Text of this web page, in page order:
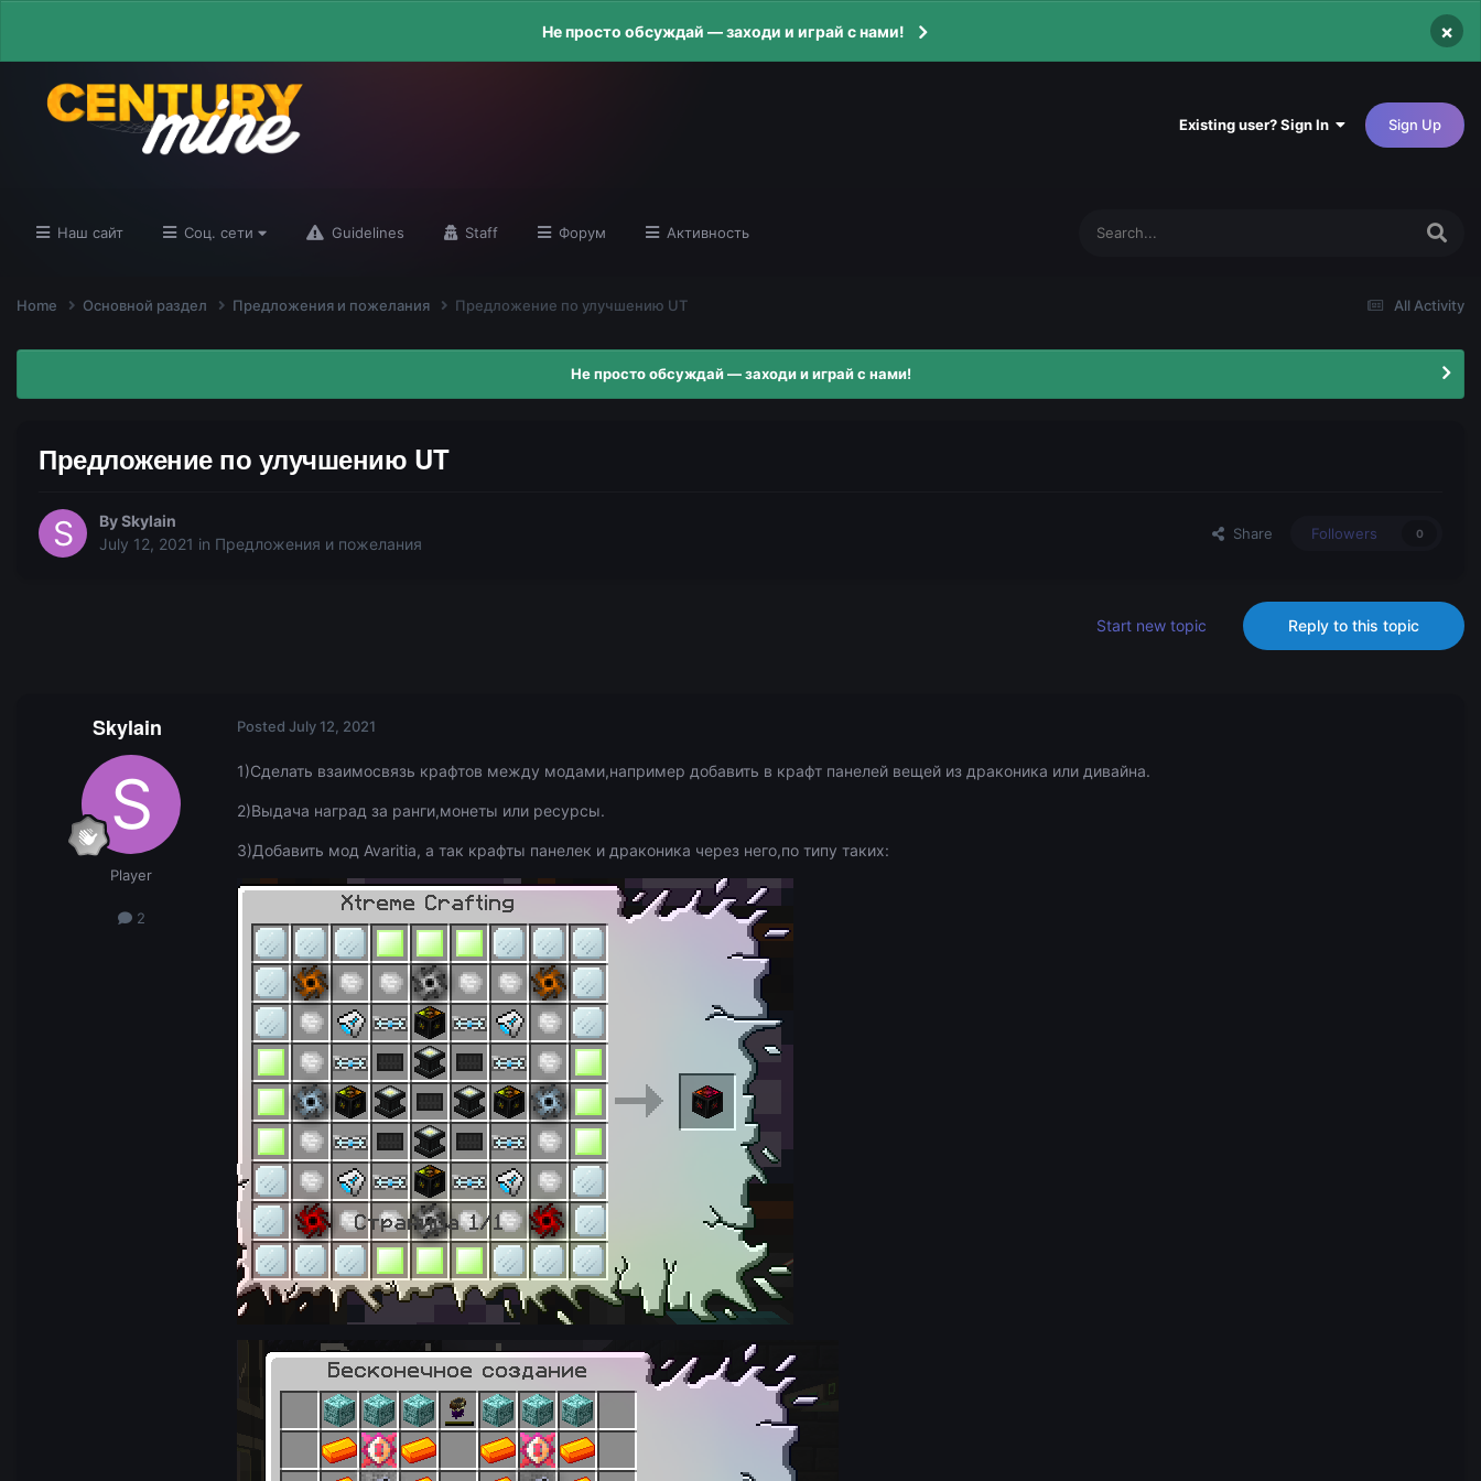
Не просто обсуждай — заходи и играй с нами! ×
Existing user? Sign In Sign Up
Наш сайт Соц. сети Guidelines Staff Форум Активность
All Activity
Home Основной раздел Предложения и пожелания Предложение по улучшению UT
Не просто обсуждай — заходи и играй с нами!
Предложение по улучшению UT
BySkylain
July 12, 2021 in Предложения и пожелания
Share Followers 0
Reply to this topic
Start new topic
Skylain
Player
2
Posted July 12, 2021
1)Сделать взаимосвязь крафтов между модами,например добавить в крафт панелей вещей из драконика или дивайна.
2)Выдача наград за ранги,монеты или ресурсы.
3)Добавить мод Avaritia, а так крафты панелек и драконика через него,по типу таких: